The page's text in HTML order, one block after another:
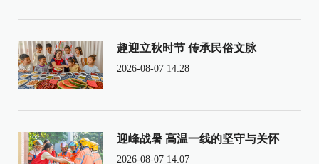
趣迎立秋时节 传承民俗文脉
2026-08-07 14:28
迎峰战暑 高温一线的坚守与关怀
2026-08-07 14:07